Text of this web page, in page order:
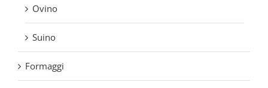
Ovino
Suino
Formaggi